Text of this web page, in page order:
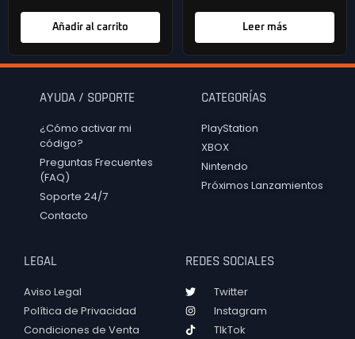
Añadir al carrito Leer más
AYUDA / SOPORTE
¿Cómo activar mi
código?
Preguntas Frecuentes
(FAQ)
Soporte 24/7
Contacto
CATEGORÍAS
PlayStation
XBOX
Nintendo
Próximos Lanzamientos
LEGAL
Aviso Legal
Política de Privacidad
Condiciones de Venta
REDES SOCIALES
Twitter
Instagram
TIkTok